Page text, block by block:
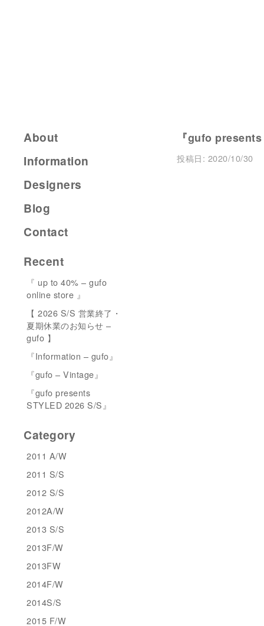
『gufo
投稿日: 2020/10/30
About
Information
Designers
Blog
Contact
Recent
『 up to 40% – gufo
online store 』
【 2026 S/S 営業終了・
夏期休業のお知らせ –
gufo 】
『Information – gufo』
『gufo – Vintage』
『gufo presents
STYLED 2026 S/S』
Category
2011 A/W
2011 S/S
2012 S/S
2012A/W
2013 S/S
2013F/W
2013FW
2014F/W
2014S/S
2015 F/W